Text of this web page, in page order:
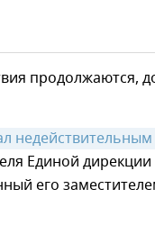
продолжаются,
недействительным
Единой дирекции
его